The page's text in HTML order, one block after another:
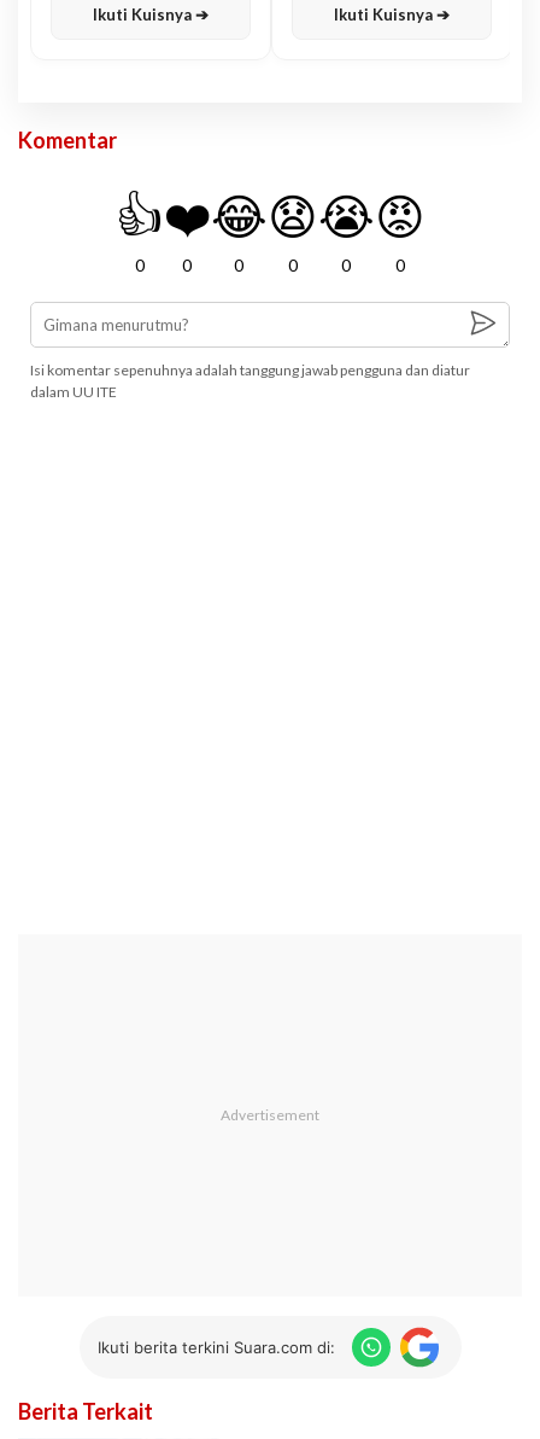
Ikuti Kuisnya ➔ Ikuti Kuisnya ➔
Komentar
👍
0
❤️
0
😂
0
😧
0
😭
0
😡
0
Isi komentar sepenuhnya adalah tanggung jawab pengguna dan diatur
dalam UU ITE
Ikuti berita terkini Suara.com di:
Berita Terkait